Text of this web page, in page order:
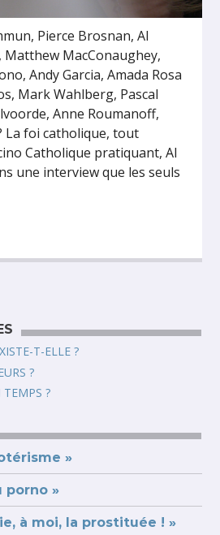
Pierce Brosnan, Al
Matthew MacConaughey,
Andy Garcia, Amada Rosa
Mark Wahlberg, Pascal
Anne Roumanoff,
La foi catholique, tout
Catholique pratiquant, Al
une interview que les seuls
T-ELLE ?
?
?
»
porno »
à moi, la prostituée ! »